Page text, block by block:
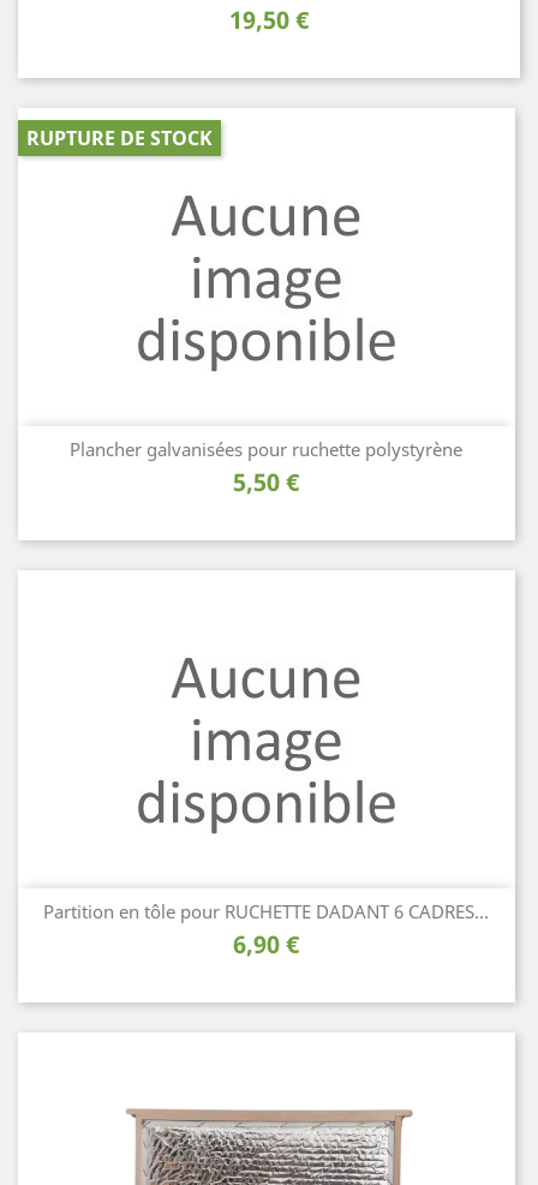
Prix
19,50 €
Plancher galvanisées pour ruchette polystyrène
Prix
5,50 €
RUPTURE DE STOCK
Partition en tôle pour RUCHETTE DADANT 6 CADRES...
Prix
6,90 €